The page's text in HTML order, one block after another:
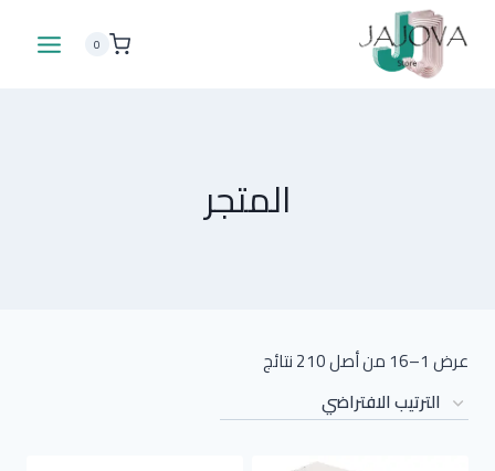
المحتوى
0
المتجر
عرض 1–16 من أصل 210 نتائج